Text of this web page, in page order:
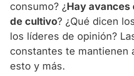
consumo? ¿Hay avances
de cultivo? ¿Qué dicen
los líderes de opinión?
constantes te mantienen
esto y más.